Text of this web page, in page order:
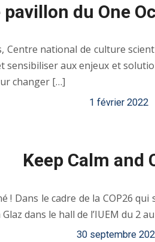
pavillon du One
Centre national de culture
sensibiliser aux enjeux et
changer […]
1 février 2022
Keep Calm and
! Dans le cadre de la COP26
dans le hall de l’IUEM du 2
30 septembre